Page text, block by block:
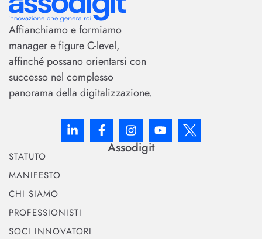
Affianchiamo e formiamo
manager e figure C-level,
affinché possano orientarsi con
successo nel complesso
panorama della digitalizzazione.
Assodigit
STATUTO
MANIFESTO
CHI SIAMO
PROFESSIONISTI
SOCI INNOVATORI